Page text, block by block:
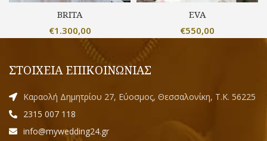
BRITA
€1.300,00
EVA
€550,00
ΣΤΟΙΧΕΙΑ ΕΠΙΚΟΙΝΩΝΙΑΣ
Καραολή Δημητρίου 27, Εύοσμος, Θεσσαλονίκη, Τ.Κ. 56225
2315 007 118
info@mywedding24.gr